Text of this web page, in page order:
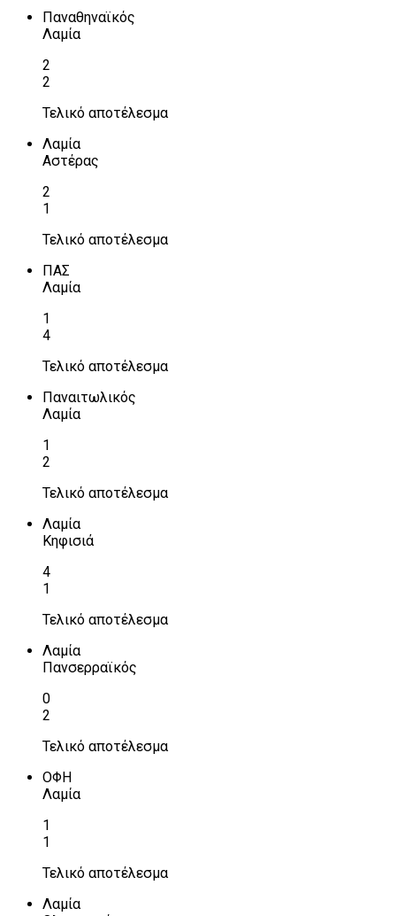
Παναθηναϊκός
Λαμία
2
2
Τελικό αποτέλεσμα
Λαμία
Αστέρας
2
1
Τελικό αποτέλεσμα
ΠΑΣ
Λαμία
1
4
Τελικό αποτέλεσμα
Παναιτωλικός
Λαμία
1
2
Τελικό αποτέλεσμα
Λαμία
Κηφισιά
4
1
Τελικό αποτέλεσμα
Λαμία
Πανσερραϊκός
0
2
Τελικό αποτέλεσμα
ΟΦΗ
Λαμία
1
1
Τελικό αποτέλεσμα
Λαμία